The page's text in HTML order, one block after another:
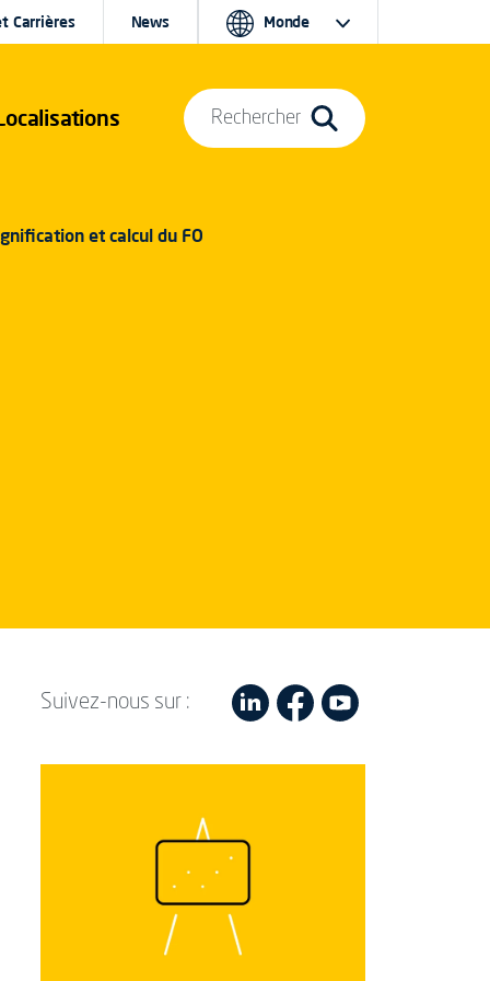
Carrières News Monde
Rechercher
et calcul du FO
Suivez-nous sur :